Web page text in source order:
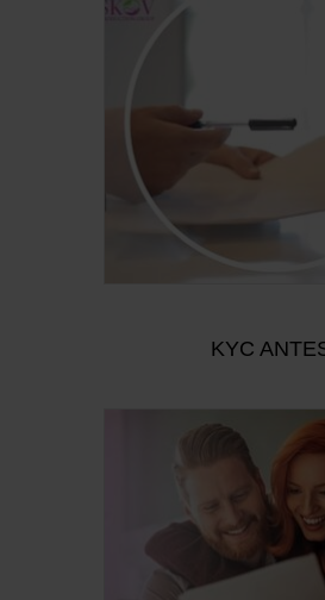
KYC